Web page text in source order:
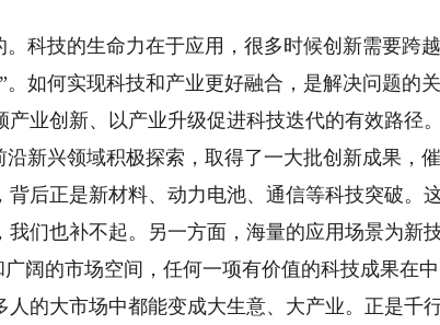
技的生命力在于应用，很多时候创新需要跨
如何实现科技和产业更好融合，是解决问题的
业创新、以产业升级促进科技迭代的有效路径
新兴领域积极探索，取得了一大批创新成果，
后正是新材料、动力电池、通信等科技突破。
们也补不起。另一方面，海量的应用场景为新
阔的市场空间，任何一项有价值的科技成果在
的大市场中都能变成大生意、大产业。正是千